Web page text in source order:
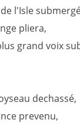
l'Isle
pliera,
grand voix
dechassé,
prevenu,